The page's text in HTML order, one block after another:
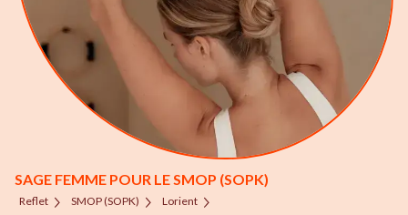
SAGE FEMME POUR LE SMOP (SOPK)
Reflet SMOP (SOPK)
Lorient